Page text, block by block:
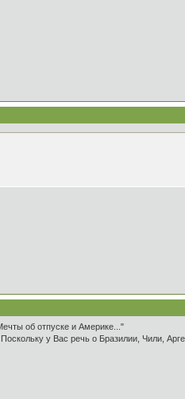
об отпуске и Америке..."
у Вас речь о Бразилии, Чили,